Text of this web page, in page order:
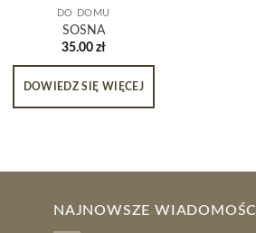
DO DOMU
SOSNA
35.00 zł
DOWIEDZ SIĘ WIĘCEJ
NAJNOWSZE WIADOMOŚCI